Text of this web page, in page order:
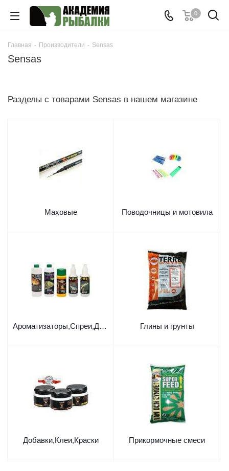
0
Главная - Производители - Sensas
Sensas
Разделы с товарами Sensas в нашем магазине
Маховые Поводочницы и мотовила
Ароматизаторы,Спреи,Дипы Глины и грунты
Добавки,Клеи,Краски Прикормочные смеси